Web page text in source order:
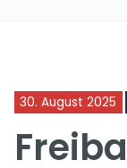
30. August 2025